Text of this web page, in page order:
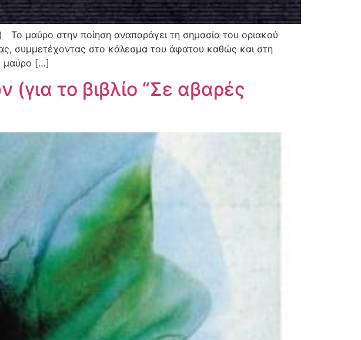
μαύρο στην ποίηση αναπαράγει τη σημασία του οριακού
συμμετέχοντας στο κάλεσμα του άφατου καθώς και στη
μαύρο […]
το βιβλίο “Σε αβαρές